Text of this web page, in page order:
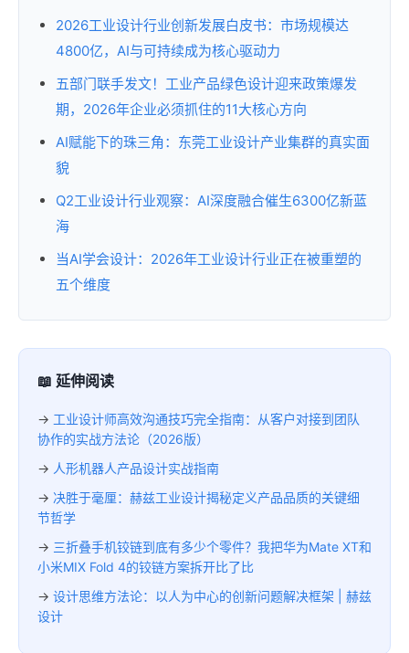
2026工业设计行业创新发展白皮书：市场规模达
4800亿，AI与可持续成为核心驱动力
五部门联手发文！工业产品绿色设计迎来政策爆发
期，2026年企业必须抓住的11大核心方向
AI赋能下的珠三角：东莞工业设计产业集群的真实面
貌
Q2工业设计行业观察：AI深度融合催生6300亿新蓝
海
当AI学会设计：2026年工业设计行业正在被重塑的
五个维度
📖 延伸阅读
→ 工业设计师高效沟通技巧完全指南：从客户对接到团队
协作的实战方法论（2026版）
→ 人形机器人产品设计实战指南
→ 决胜于毫厘：赫兹工业设计揭秘定义产品品质的关键细
节哲学
→ 三折叠手机铰链到底有多少个零件？我把华为Mate XT和
小米MIX Fold 4的铰链方案拆开比了比
→ 设计思维方法论：以人为中心的创新问题解决框架 | 赫兹
设计